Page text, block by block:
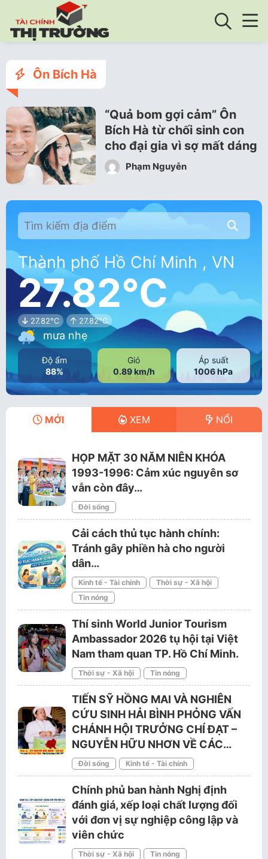
Ôn Bích Hà
“Quả bom gợi cảm” Ôn
Bích Hà từ chối sinh con
cho đại gia vì sợ mất dáng
Phạm Nguyễn
Thành phố Hồ Chí Minh , VN
27.82°C
27.82°C 27.82°C
mưa nhẹ
Độ ẩm
88%
Gió
0.89 km/h
Áp suất
1006 hPa
MỚI XEM NỔI
HỌP MẶT 30 NĂM NIÊN KHÓA
1993-1996: Cảm xúc nguyên sơ
vẫn còn đây…
Đời sống
Cải cách thủ tục hành chính:
Tránh gây phiền hà cho người
dân…
Kinh tế - Tài chính
Thời sự - Xã hội
Tin nóng
Thí sinh World Junior Tourism
Ambassador 2026 tụ hội tại Việt
Nam tham quan TP. Hồ Chí Minh.
Thời sự - Xã hội Tin nóng
TIẾN SỸ HỒNG MAI VÀ NGHIÊN
CỨU SINH HẢI BÌNH PHỎNG VẤN
CHÁNH HỘI TRƯỞNG CHÍ ĐẠT –
NGUYỄN HỮU NHƠN VỀ CÁC…
Đời sống Kinh tế - Tài chính
Chính phủ ban hành Nghị định
đánh giá, xếp loại chất lượng đối
với đơn vị sự nghiệp công lập và
viên chức
Thời sự - Xã hội Tin nóng